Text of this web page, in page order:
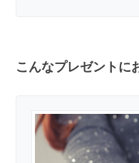
こんなプレゼントに